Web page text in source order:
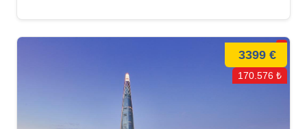
3399 €
170.576 ₺